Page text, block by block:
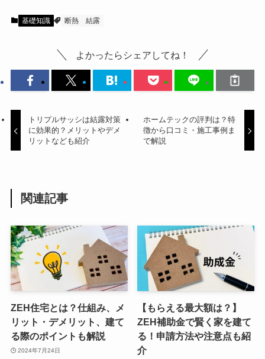
基礎知識 断熱 結露
よかったらシェアしてね！
トリプルサッシは結露対策
に効果的？メリットやデメ
リットなども紹介
ホームテックの評判は？特
徴から口コミ・施工事例ま
で解説
関連記事
ZEH住宅とは？仕組み、メ
リット・デメリット、建て
る際のポイントも解説
2024年7月24日
【もらえる最大額は？】
ZEH補助金で賢く家を建て
る！申請方法や注意点も紹
介